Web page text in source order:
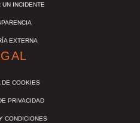
UN INCIDENTE
EXTERNA
DE COOKIES
PRIVACIDAD
CONDICIONES